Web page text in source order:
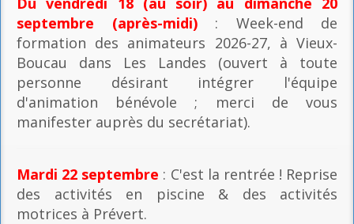
septembre (après-midi): Week-end de
formation des animateurs 2026-27, à Vieux-
Boucau dans Les Landes (ouvert à toute
personne désirant intégrer l'équipe
d'animation bénévole ; merci de vous
manifester auprès du secrétariat).
Mardi 22 septembre : C'est la rentrée ! Reprise
des activités en piscine & des activités
motrices à Prévert.